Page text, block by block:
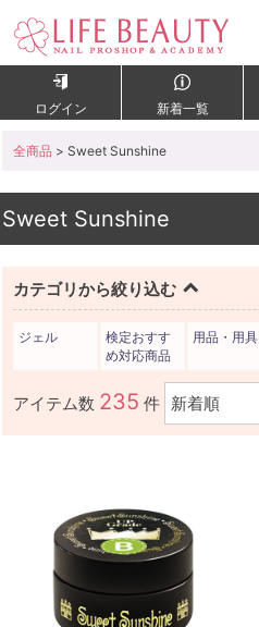
ログイン 新着一覧
全商品 > Sweet Sunshine
Sweet Sunshine
カテゴリから絞り込む
ジェル
検定おすす
め対応商品
用品・用具
アイテム数 235 件